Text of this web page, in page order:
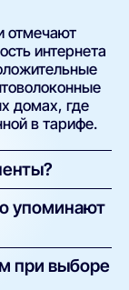
отмечают
интернета
домах, где
в тарифе.
в часы
упоминают
при выборе